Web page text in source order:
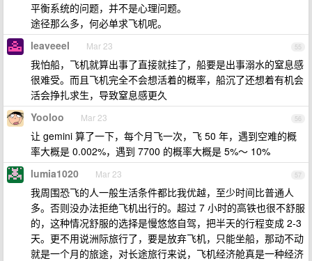
平衡系统的问题，并不是心理问题。
途径那么多，何必单求飞机呢。
55
leaveeel Mar 23
我怕船，飞机就算出事了直接就挂了，船要是出事溺水的窒息感
很难受。而且飞机完全不会想活着的概率，船沉了还想着有机会
活会挣扎求生，导致窒息感更久
56
Yooloo Mar 23
让 gemini 算了一下，每个月飞一次，飞 50 年，遇到空难的概
率大概是 0.002%，遇到 7700 的概率大概是 5%～ 10%
57
lumia1020 Mar 23
我周围恐飞的人一般生活条件都比我优越，至少时间比普通人
多。否则没办法拒绝飞机出行的。超过 7 小时的高铁也很不舒服
的，这种情况舒服的选择是慢悠悠自驾，把半天的行程变成 2-3
天。更不用说洲际旅行了，要是放弃飞机，只能坐船，那动不动
就是一个月的旅途，对长途旅行来说，飞机经济舱真是一种经济